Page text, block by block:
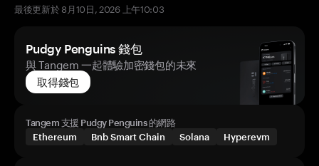
最後更新於 8月10日, 2026 上午10:03
Pudgy Penguins 錢包
與 Tangem 一起體驗加密錢包的未來
取得錢包
Tangem 支援 Pudgy Penguins 的網路
Ethereum
Bnb Smart Chain Solana Hyperevm